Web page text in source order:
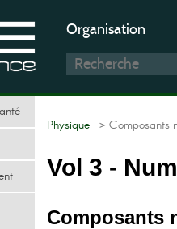
Organisation
Physique > Composants
Vol 3 -
Composants